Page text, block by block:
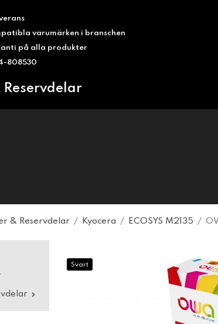
varumärken i branschen
på alla produkter
808530
Reservdelar
& Reservdelar / Kyocera / ECOSYS M2135 /
Svart